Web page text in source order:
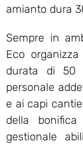
amianto dura
Sempre in
Eco organizza
durata di 50
personale
e ai capi
della
gestionale